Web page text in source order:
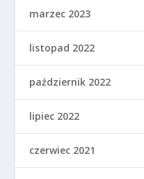
marzec 2023
listopad 2022
październik 2022
lipiec 2022
czerwiec 2021